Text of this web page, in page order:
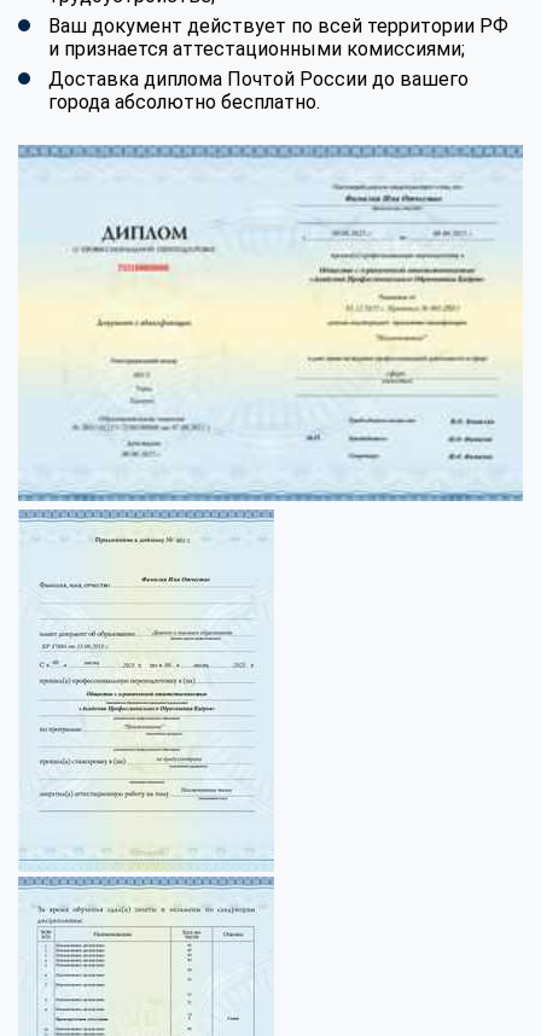
Ваш документ действует по всей территории РФ
и признается аттестационными комиссиями;
Доставка диплома Почтой России до вашего
города абсолютно бесплатно.